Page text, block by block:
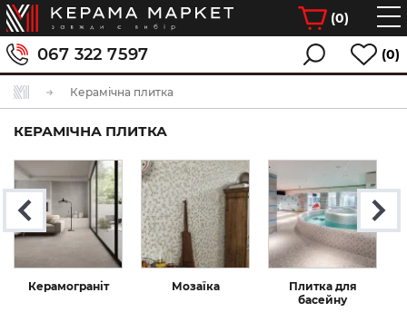
(0)
067 322 7597 (0)
Керамічна плитка
КЕРАМІЧНА ПЛИТКА
Керамограніт Мозаїка
Плитка для
басейну